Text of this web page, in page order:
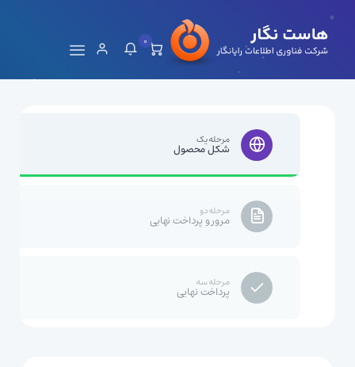
0
مرحله یک
شکل محصول
مرحله دو
مرور و پرداخت نهایی
مرحله سه
پرداخت نهایی